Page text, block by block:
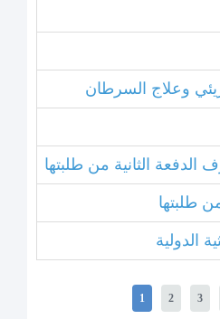
وعلاج السرطان
الدفعة الثانية من طلبتها
طلبتها
1 2 3